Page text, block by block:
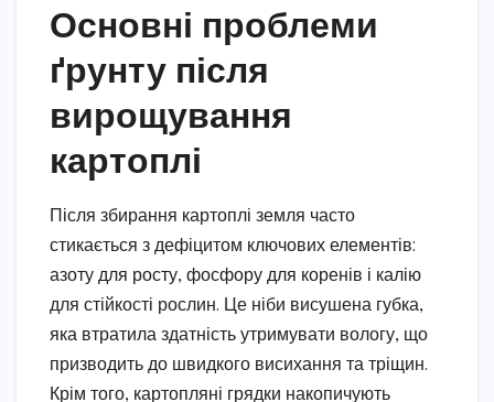
Основні проблеми
ґрунту після
вирощування
картоплі
Після збирання картоплі земля часто
стикається з дефіцитом ключових елементів:
азоту для росту, фосфору для коренів і калію
для стійкості рослин. Це ніби висушена губка,
яка втратила здатність утримувати вологу, що
призводить до швидкого висихання та тріщин.
Крім того, картопляні грядки накопичують